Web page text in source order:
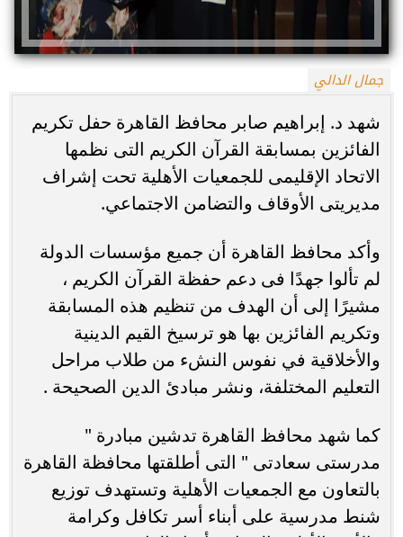
جمال الدالي
شهد د. إبراهيم صابر محافظ القاهرة حفل تكريم
الفائزين بمسابقة القرآن الكريم التى نظمها
الاتحاد الإقليمى للجمعيات الأهلية تحت إشراف
مديريتى الأوقاف والتضامن الاجتماعي.
وأكد محافظ القاهرة أن جميع مؤسسات الدولة
لم تألوا جهدًا فى دعم حفظة القرآن الكريم ،
مشيرًا إلى أن الهدف من تنظيم هذه المسابقة
وتكريم الفائزين بها هو ترسيخ القيم الدينية
والأخلاقية في نفوس النشء من طلاب مراحل
التعليم المختلفة، ونشر مبادئ الدين الصحيحة .
كما شهد محافظ القاهرة تدشين مبادرة "
مدرستى سعادتى " التى أطلقتها محافظة القاهرة
بالتعاون مع الجمعيات الأهلية وتستهدف توزيع
شنط مدرسية على أبناء أسر تكافل وكرامة